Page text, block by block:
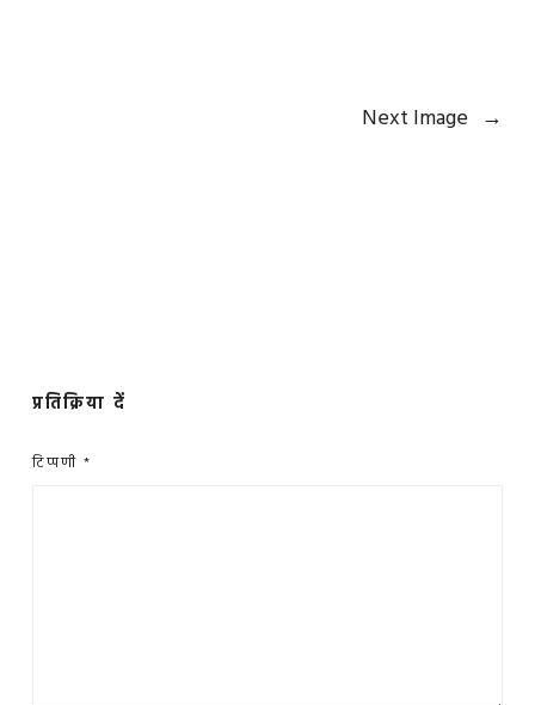
Next Image →
प्रतिक्रिया दें
टिप्पणी *